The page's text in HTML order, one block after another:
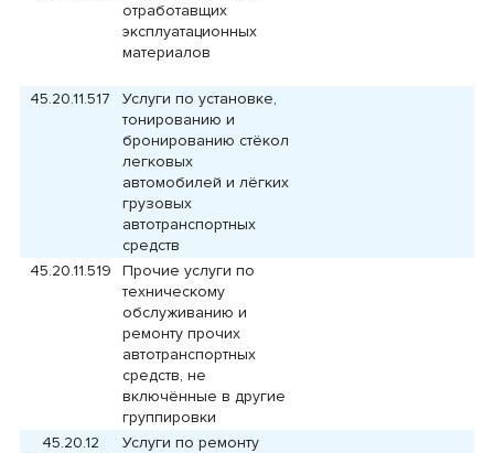
отработавщих
эксплуатационных
материалов
45.20.11.517
Услуги по установке,
тонированию и
бронированию стёкол
легковых
автомобилей и лёгких
грузовых
автотранспортных
средств
45.20.11.519
Прочие услуги по
техническому
обслуживанию и
ремонту прочих
автотранспортных
средств, не
включённые в другие
группировки
45.20.12
Услуги по ремонту